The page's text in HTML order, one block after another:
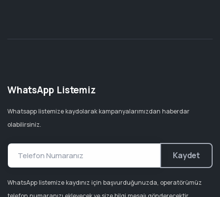
WhatsApp Listemiz
Whatsapp listemize kaydolarak kampanyalarımızdan haberdar
olabilirsiniz.
Kaydet
WhatsApp listemize kaydınız için başvurduğunuzda, operatörümüz